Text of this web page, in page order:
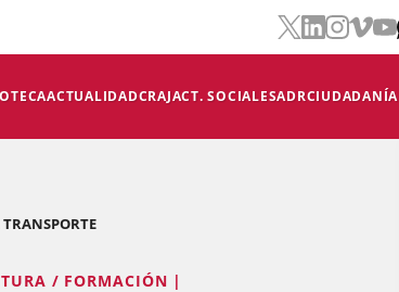
ACTUALIDADCRAJACT. SOCIALESADRCIUDADANÍA
/ FORMACIÓN |